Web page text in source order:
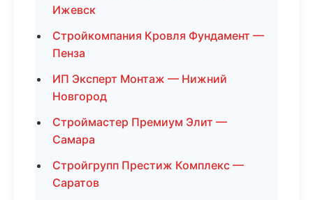
Ижевск
Стройкомпания Кровля Фундамент —
Пенза
ИП Эксперт Монтаж — Нижний
Новгород
Строймастер Премиум Элит —
Самара
Стройгрупп Престиж Комплекс —
Саратов